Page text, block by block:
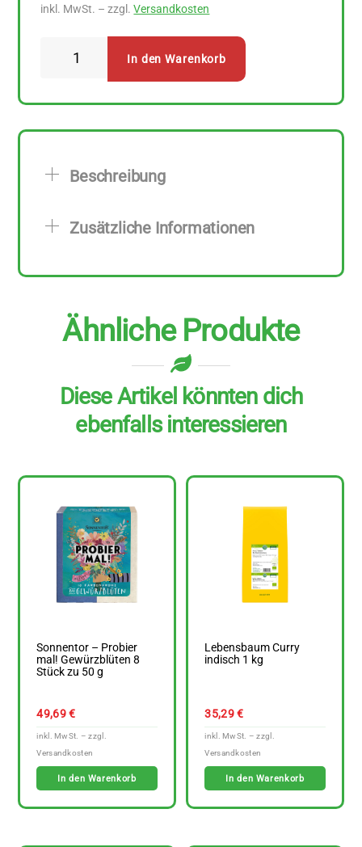
inkl. MwSt. – zzgl.Versandkosten
38
Menge
In den Warenkorb
Beschreibung
Zusätzliche Informationen
Ähnliche Produkte
Diese Artikel könnten dich
ebenfalls interessieren
Sonnentor – Probier
mal! Gewürzblüten 8
Stück zu 50 g
49,69€
In den Warenkorb
Lebensbaum Curry
indisch 1 kg
35,29€
In den Warenkorb